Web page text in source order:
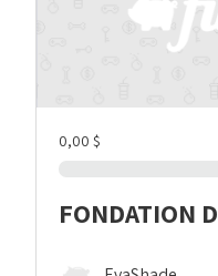
0,00 $
FONDATION